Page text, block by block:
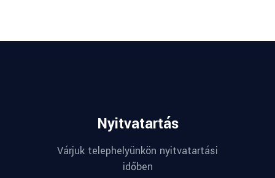
Nyitvatartás
Várjuk telephelyünkön nyitvatartási
időben